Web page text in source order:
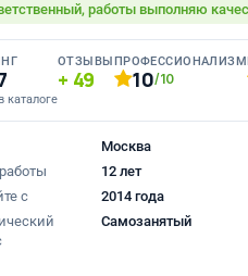
работы выполняю
каталоге
ОТЗЫВЫ
49
ПРОФЕССИОНАЛИЗМ
10/10
Москва
12 лет
с
2014 года
Самозанятый